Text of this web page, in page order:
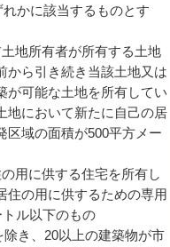
かに該当するものとす
地所有者が所有する土地
から引き続き当該土地又は
が可能な土地を所有してい
地において新たに自己の居
区域の面積が500平方メー
用に供する住宅を所有し
住の用に供するための専用
ル以下のもの
き、20以上の建築物が市